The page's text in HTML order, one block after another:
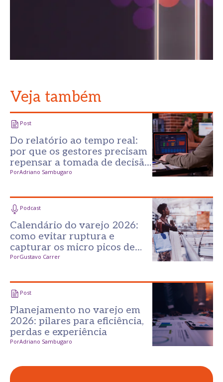
Veja também
Post
Do relatório ao tempo real:
por que os gestores precisam
repensar a tomada de decisão
no varejo?
PorAdriano Sambugaro
Podcast
Calendário do varejo 2026:
como evitar ruptura e
capturar os micro picos de
consumo
PorGustavo Carrer
Post
Planejamento no varejo em
2026: pilares para eficiência,
perdas e experiência
PorAdriano Sambugaro